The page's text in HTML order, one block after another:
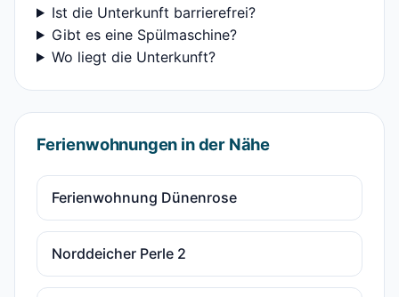
Ist die Unterkunft barrierefrei?
Gibt es eine Spülmaschine?
Wo liegt die Unterkunft?
Ferienwohnungen in der Nähe
Ferienwohnung Dünenrose
Norddeicher Perle 2